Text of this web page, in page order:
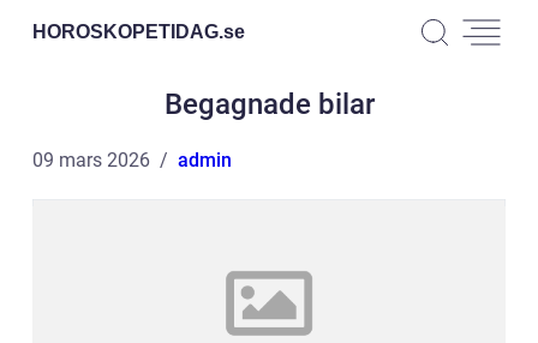
HOROSKOPETIDAG.se
Begagnade bilar
09 mars 2026 admin